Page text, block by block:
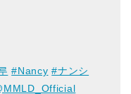
#Nancy #ナンシ